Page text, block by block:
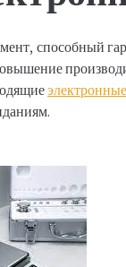
способный